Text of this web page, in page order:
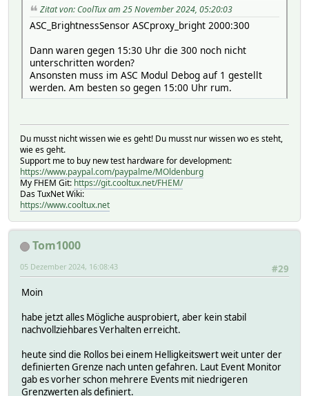
Zitat von: CoolTux am 25 November 2024, 05:20:03
ASC_BrightnessSensor ASCproxy_bright 2000:300
Dann waren gegen 15:30 Uhr die 300 noch nicht
unterschritten worden?
Ansonsten muss im ASC Modul Debog auf 1 gestellt
werden. Am besten so gegen 15:00 Uhr rum.
Du musst nicht wissen wie es geht! Du musst nur wissen wo es steht,
wie es geht.
Support me to buy new test hardware for development:
https://www.paypal.com/paypalme/MOldenburg
My FHEM Git: https://git.cooltux.net/FHEM/
Das TuxNet Wiki:
https://www.cooltux.net
Tom1000
#29
05 Dezember 2024, 16:08:43
Moin
habe jetzt alles Mögliche ausprobiert, aber kein stabil
nachvollziehbares Verhalten erreicht.
heute sind die Rollos bei einem Helligkeitswert weit unter der
definierten Grenze nach unten gefahren. Laut Event Monitor
gab es vorher schon mehrere Events mit niedrigeren
Grenzwerten als definiert.